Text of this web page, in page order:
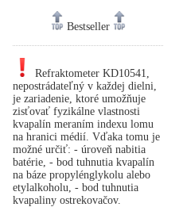
Bestseller
Refraktometer KD10541,
nepostrádateľný v každej dielni,
je zariadenie, ktoré umožňuje
zisťovať fyzikálne vlastnosti
kvapalín meraním indexu lomu
na hranici médií. Vďaka tomu je
možné určiť: - úroveň nabitia
batérie, - bod tuhnutia kvapalín
na báze propylénglykolu alebo
etylalkoholu, - bod tuhnutia
kvapaliny ostrekovačov.